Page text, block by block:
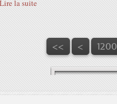
Lire la suite
<< < 1200